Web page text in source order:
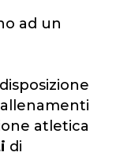
ad un
atletica
di